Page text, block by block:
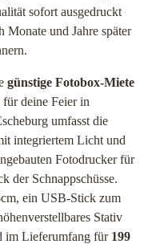
sofort ausgedruckt
Monate und Jahre später
günstige Fotobox-Miete
deine Feier in
umfasst die
integriertem Licht und
Fotodrucker für
der Schnappschüsse.
ein USB-Stick zum
Stativ
im Lieferumfang für 199